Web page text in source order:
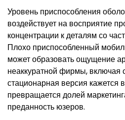
Уровень приспособления
воздействует на восприятие
концентрации к деталям со
Плохо приспособленный
может образовать ощущение
неаккуратной фирмы, включая
стационарная версия кажется
превращается долей
преданность юзеров.